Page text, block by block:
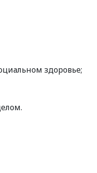
здоровье;